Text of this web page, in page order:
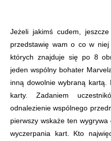
Jeżeli jakimś cudem,
przedstawię wam o co w
których znajduje się po 8
jeden wspólny bohater
inną dowolnie wybraną kartą.
karty. Zadaniem
odnalezienie wspólnego
pierwszy wskaże ten
wyczerpania kart. Kto